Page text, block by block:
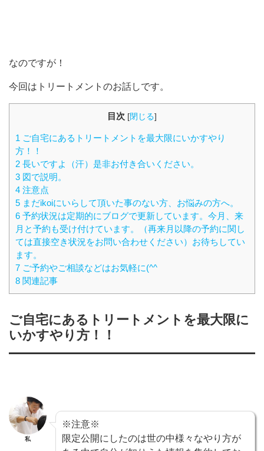
なのですが！
今回はトリートメントのお話しです。
目次 [閉じる]
1 ご自宅にあるトリートメントを最大限にいかすやり
方！！
2 長いですよ（汗）是非お付き合いください。
3 図で説明。
4 注意点
5 まだikoiにいらして頂いた事のない方、お悩みの方へ。
6 予約状況は定期的にブログで更新しています。今月、来
月と予約も受け付けています。（再来月以降の予約に関し
ては直接空き状況をお問い合わせください）お待ちしてい
ます。
7 ご予約やご相談などはお気軽に(^^
8 関連記事
ご自宅にあるトリートメントを最大限に
いかすやり方！！
私
※注意※
限定公開にしたのは世の中様々なやり方が